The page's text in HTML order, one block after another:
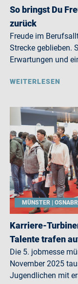
So bringst Du
zurück
Freude im
Strecke geblieben.
Erwartungen und
WEITERLESEN
MÜNSTER |
Karriere-
Talente trafen
Die 5. jobmesse
November 2025
Jugendlichen mit